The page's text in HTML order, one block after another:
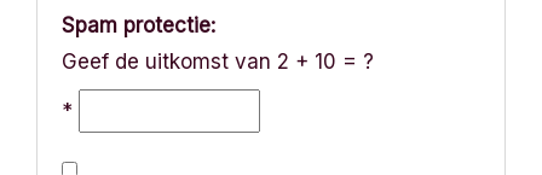
Spam protectie:
Geef de uitkomst van 2 + 10 = ?
*